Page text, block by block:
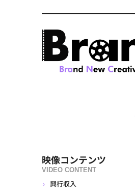
映像コンテンツ
VIDEO CONTENT
興行収入